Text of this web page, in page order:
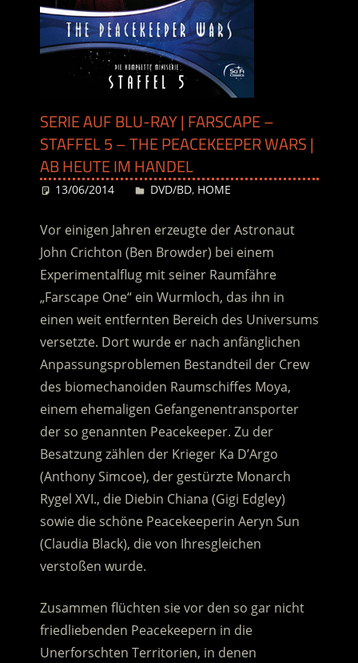
SERIE AUF BLU-RAY | FARSCAPE –
STAFFEL 5 – THE PEACEKEEPER WARS |
AB HEUTE IM HANDEL
13/06/2014 Desiree
DVD/BD, HOME
Vor einigen Jahren erzeugte der Astronaut
John Crichton (Ben Browder) bei einem
Experimentalflug mit seiner Raumfähre
„Farscape One“ ein Wurmloch, das ihn in
einen weit entfernten Bereich des Universums
versetzte. Dort wurde er nach anfänglichen
Anpassungsproblemen Bestandteil der Crew
des biomechanoiden Raumschiffes Moya,
einem ehemaligen Gefangenentransporter
der so genannten Peacekeeper. Zu der
Besatzung zählen der Krieger Ka D’Argo
(Anthony Simcoe), der gestürzte Monarch
Rygel XVI., die Diebin Chiana (Gigi Edgley)
sowie die schöne Peacekeeperin Aeryn Sun
(Claudia Black), die von Ihresgleichen
verstoßen wurde.
Zusammen flüchten sie vor den so gar nicht
friedliebenden Peacekeepern in die
Unerforschten Territorien, in denen